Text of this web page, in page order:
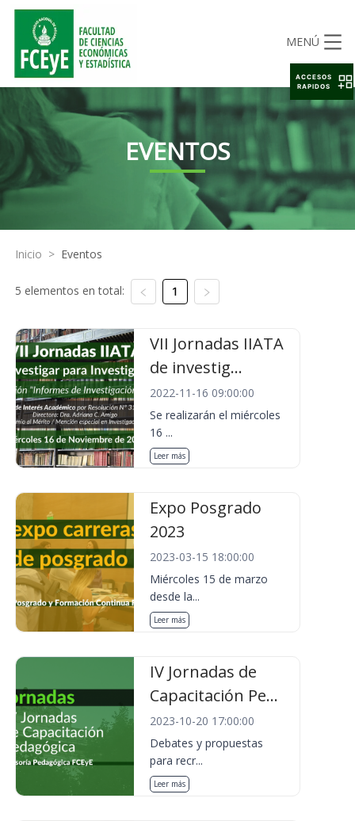
MENÚ
EVENTOS
Inicio > Eventos
5 elementos en total: 1
VII Jornadas IIATA
de investig...
2022-11-16 09:00:00
Se realizarán el miércoles
16 ...
Leer más
Expo Posgrado
2023
2023-03-15 18:00:00
Miércoles 15 de marzo
desde la...
Leer más
IV Jornadas de
Capacitación Pe...
2023-10-20 17:00:00
Debates y propuestas
para recr...
Leer más
ACCESOS
RAPIDOS